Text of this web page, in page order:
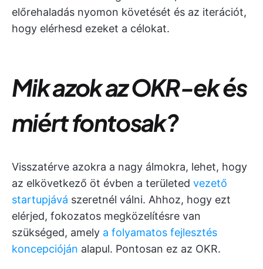
előrehaladás nyomon követését és az iterációt,
hogy elérhesd ezeket a célokat.
Mik azok az OKR-ek és
miért fontosak?
Visszatérve azokra a nagy álmokra, lehet, hogy
az elkövetkező öt évben a területed vezető
startupjává szeretnél válni. Ahhoz, hogy ezt
elérjed, fokozatos megközelítésre van
szükséged, amely a folyamatos fejlesztés
koncepcióján alapul. Pontosan ez az OKR.